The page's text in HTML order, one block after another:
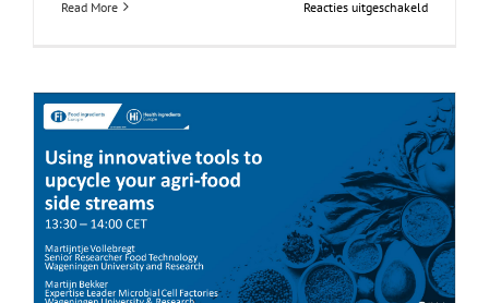
Read More Reacties uitgeschakeldvoor
Politècnica
de
València
(UPV)
FOX at FI [Food Ingredients] Europe
Food Circles News